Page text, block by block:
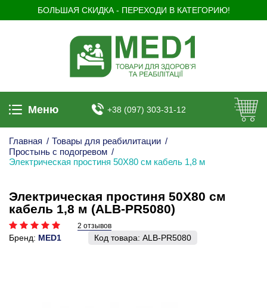
БОЛЬШАЯ СКИДКА - ПЕРЕХОДИ В КАТЕГОРИЮ!
Меню +38 (097) 303-31-12
Главная / Товары для реабилитации /
Простынь с подогревом /
Электрическая простиня 50Х80 см кабель 1,8 м
Электрическая простиня 50Х80 см
кабель 1,8 м (ALB-PR5080)
2 отзывов
Бренд: MED1 Код товара: ALB-PR5080